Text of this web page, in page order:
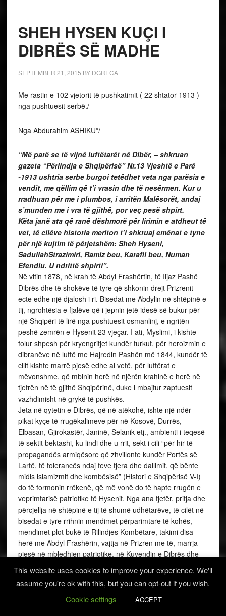
SHEH HYSEN KUÇI I
DIBRËS SË MADHE
SEPTEMBER 21, 2015 BY DGRECA
Me rastin e 102 vjetorit të pushkatimit ( 22 shtator 1913 )
nga pushtuesit serbë./
Nga Abdurahim ASHIKU*/
“Më parë se të vijnë luftëtarët në Dibër, – shkruan
gazeta “Përlindja e Shqipërisë” Nr.13 Vjeshtë e Parë
-1913 ushtria serbe burgoi tetëdhet veta nga parësia e
vendit, me qëllim që t’i vrasin dhe të nesërmen. Kur u
rradhuan për me i plumbos, i arritën Malësorët, andaj
s’munden me i vra të gjithë, por veç pesë shpirt.
Këta janë ata që ranë dëshmorë për lirimin e atdheut të
vet, të cilëve historia meriton t’i shkruaj emënat e tyne
për një kujtim të përjetshëm: Sheh Hyseni,
SadullahStrazimiri, Ramiz beu, Karafil beu, Numan
Efendiu. U ndrittë shpirti”.
Në vitin 1878, në krah të Abdyl Frashërtin, të Iljaz Pashë
Dibrës dhe të shokëve të tyre që shkonin drejt Prizrenit
ecte edhe një djalosh i ri. Bisedat me Abdylin në shtëpinë e
tij, ngrohtësia e fjalëve që i jepnin jetë idesë së bukur për
një Shqipëri të lirë nga pushtuesit osmanlinj, e ngritën
peshë zemrën e Hysenit 23 vjeçar. I ati, Myslimi, i kishte
folur shpesh për kryengritjet kundër turkut, për heroizmin e
dibranëve në luftë me Hajredin Pashën më 1844, kundër të
cilit kishte marrë pjesë edhe ai vetë, për luftërat e
mëvonshme, që mbinin herë në njërën krahinë e herë në
tjetrën në të gjithë Shqipërinë, duke i mbajtur zaptuesit
vazhdimisht në grykë të pushkës.
Jeta në qytetin e Dibrës, që në atëkohë, ishte një ndër
pikat kyçe të rrugëkalimeve për në Kosovë, Durrës,
Elbasan, Gjirokastër, Janinë, Selanik etj., ambienti i teqesë
të sektit bektashi, ku lindi dhe u rrit, sekt i cili “për hir të
propagandës armiqësore që zhvillonte kundër Portës së
Lartë, të tolerancës ndaj feve tjera dhe dallimit, që bënte
midis islamizmit dhe kombësisë” (Histori e Shqipërisë V-I)
do të formonin rrëkenë, që më vonë do të hapte rrugën e
veprimtarisë patriotike të Hysenit. Nga ana tjetër, pritja dhe
përcjellja në shtëpinë e tij të shumë udhëtarëve, të cilët në
bisedat e tyre rrihnin mendimet përparimtare të kohës,
mendimet plot bukë të Rilindjes Kombëtare, takimi disa
herë me Abdyl Frashërin, vajtja në Prizren me të, marrja
pjesë në mbledhjen patriotike, në Kuvendin e Dibrës dhe
në mbledhjen e qershorit 1878 në Prizren, ku figuron edhe
firma e tij midis shumë firmave të tjera; të gjitha këto do të
shënonin hapa të tjerë të sigurt në veprimtarinë patriotike
të Hysen Shehut, ose të Sheh Hysen Kuçit, siç njihet në
This website uses cookies to improve your experience. We'll
assume you're ok with this, but you can opt-out if you wish.
Cookie settings
ACCEPT